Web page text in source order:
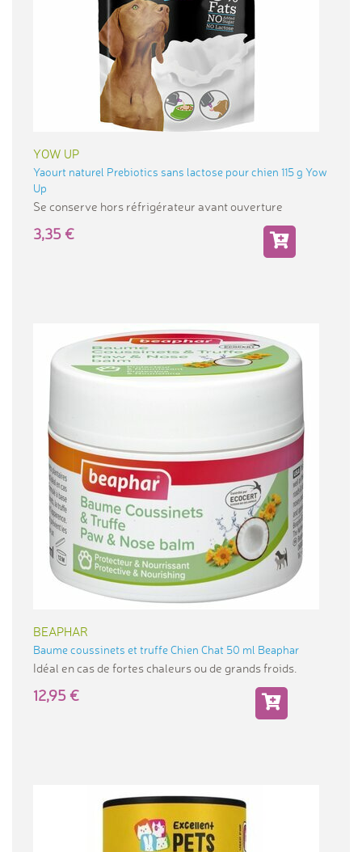
YOW UP
Yaourt naturel Prebiotics sans lactose pour chien 115 g Yow
Up
Se conserve hors réfrigérateur avant ouverture
3,35
BEAPHAR
Baume coussinets et truffe Chien Chat 50 ml Beaphar
Idéal en cas de fortes chaleurs ou de grands froids.
12,95